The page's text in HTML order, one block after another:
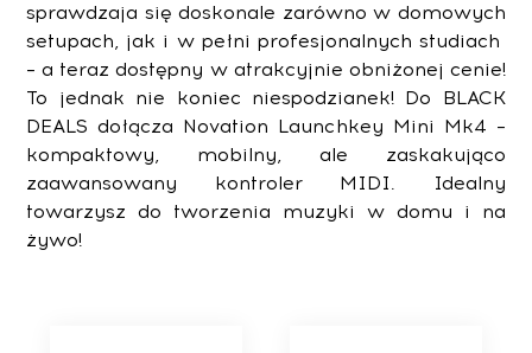
sprawdzaja się doskonale zarówno w domowych
setupach, jak i w pełni profesjonalnych studiach
– a teraz dostępny w atrakcyjnie obniżonej cenie!
To jednak nie koniec niespodzianek! Do BLACK
DEALS dołącza Novation Launchkey Mini Mk4 –
kompaktowy, mobilny, ale zaskakująco
zaawansowany kontroler MIDI. Idealny
towarzysz do tworzenia muzyki w domu i na
żywo!